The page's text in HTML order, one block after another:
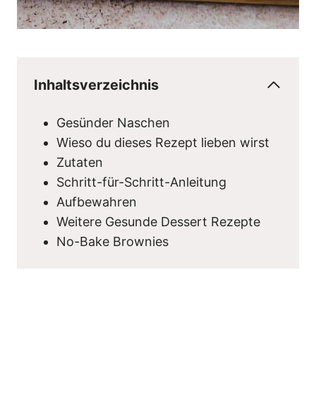
Inhaltsverzeichnis
Gesünder Naschen
Wieso du dieses Rezept lieben wirst
Zutaten
Schritt-für-Schritt-Anleitung
Aufbewahren
Weitere Gesunde Dessert Rezepte
No-Bake Brownies